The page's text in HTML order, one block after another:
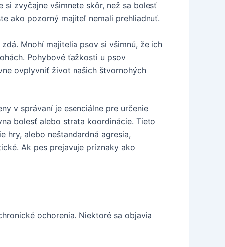
si zvyčajne všimnete skôr, než sa bolesť
ako pozorný majiteľ nemali prehliadnuť.
Mnohí majitelia psov si všimnú, že ich
Pohybové ťažkosti u psov
ovplyvniť život našich štvornohých
v správaní je esenciálne pre určenie
bolesť alebo strata koordinácie. Tieto
hry, alebo neštandardná agresia,
Ak pes prejavuje príznaky ako
ochorenia. Niektoré sa objavia